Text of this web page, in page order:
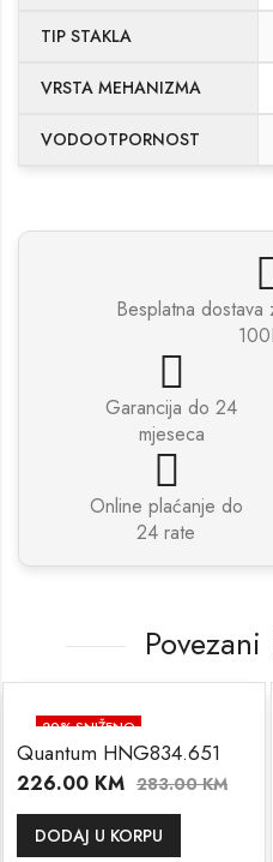
TIP STAKLA
VRSTA MEHANIZMA
VODOOTPORNOST
Besplatna
Garancija do 24
mjeseca
Online plaćanje do
24 rate
20% SNIŽENO
Quantum HNG834.651
226.00 KM 283.00KM
DODAJ U KORPU